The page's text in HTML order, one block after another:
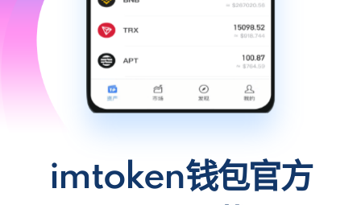
imtoken钱包官方